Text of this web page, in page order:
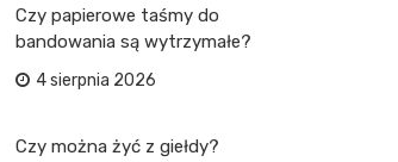
Czy papierowe taśmy do
bandowania są wytrzymałe?
4 sierpnia 2026
Czy można żyć z giełdy?